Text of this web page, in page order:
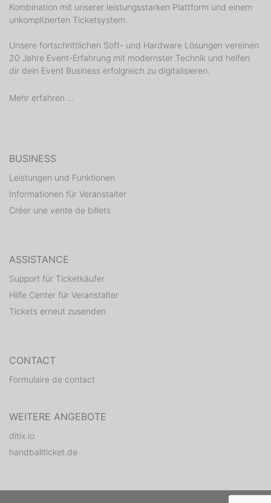
Kombination mit unserer leistungsstarken Plattform und einem
unkomplizierten Ticketsystem.
Unsere fortschrittlichen Soft- und Hardware Lösungen vereinen
20 Jahre Event-Erfahrung mit modernster Technik und helfen
dir dein Event Business erfolgreich zu digitalisieren.
Mehr erfahren ...
BUSINESS
Leistungen und Funktionen
Informationen für Veranstalter
Créer une vente de billets
ASSISTANCE
Support für Ticketkäufer
Hilfe Center für Veranstalter
Tickets erneut zusenden
CONTACT
Formulaire de contact
WEITERE ANGEBOTE
ditix.io
handballticket.de